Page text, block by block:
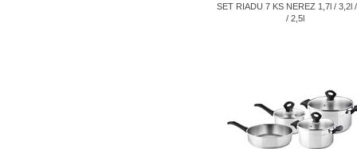
SET RIADU 7 KS NEREZ 1,7l / 3,2l
/ 2,5l